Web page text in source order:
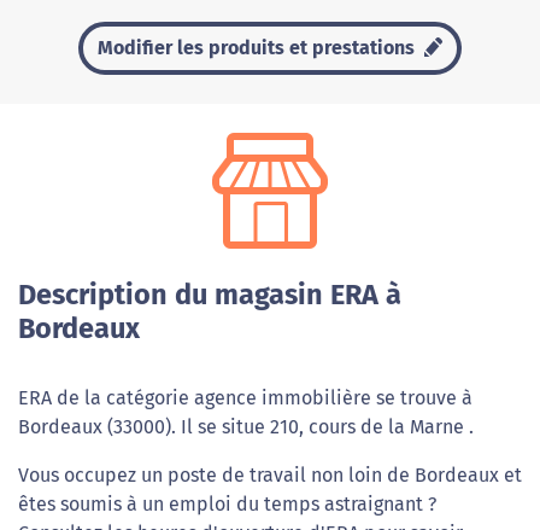
Modifier les produits et prestations
Description du magasin ERA à
Bordeaux
ERA de la catégorie agence immobilière se trouve à
Bordeaux (33000). Il se situe 210, cours de la Marne .
Vous occupez un poste de travail non loin de Bordeaux et
êtes soumis à un emploi du temps astraignant ?